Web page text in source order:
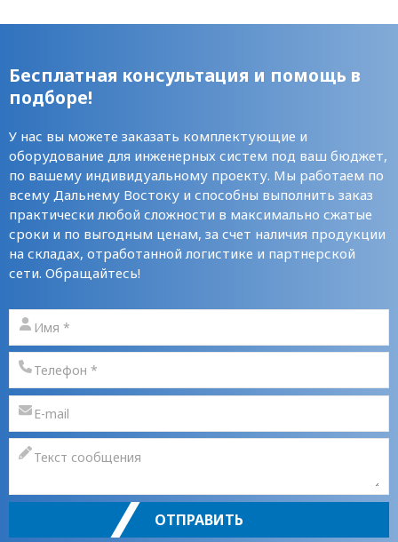
Бесплатная консультация и помощь в
подборе!
У нас вы можете заказать комплектующие и
оборудование для инженерных систем под ваш бюджет,
по вашему индивидуальному проекту. Мы работаем по
всему Дальнему Востоку и способны выполнить заказ
практически любой сложности в максимально сжатые
сроки и по выгодным ценам, за счет наличия продукции
на складах, отработанной логистике и партнерской
сети. Обращайтесь!
ОТПРАВИТЬ